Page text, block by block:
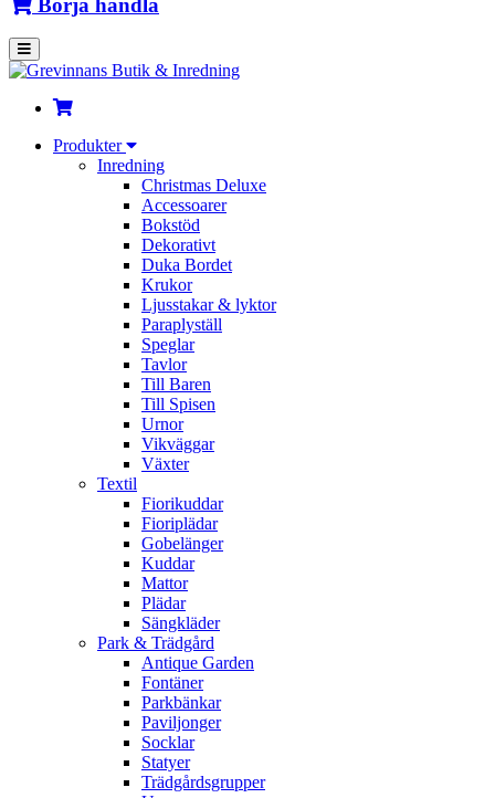
Produkter
Inredning
Christmas Deluxe
Accessoarer
Bokstöd
Dekorativt
Duka Bordet
Krukor
Ljusstakar & lyktor
Paraplyställ
Speglar
Tavlor
Till Baren
Till Spisen
Urnor
Vikväggar
Växter
Textil
Fiorikuddar
Fioriplädar
Gobelänger
Kuddar
Mattor
Plädar
Sängkläder
Park & Trädgård
Antique Garden
Fontäner
Parkbänkar
Paviljonger
Socklar
Statyer
Trädgårdsgrupper